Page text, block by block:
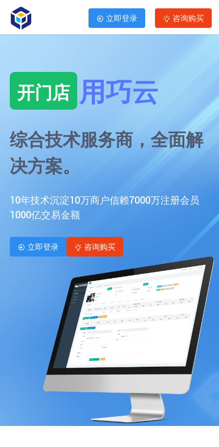
立即登录 咨询购买
开门店 用巧云
综合技术服务商，全面解
决方案。
10年技术沉淀10万商户信赖7000万注册会员
1000亿交易金额
立即登录 咨询购买